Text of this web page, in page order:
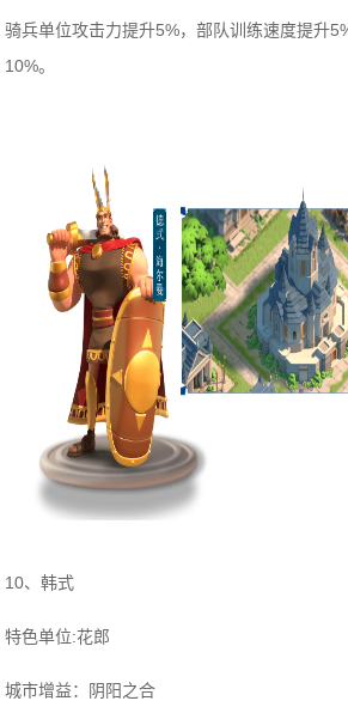
骑兵单位攻击力提升5%，部队训练速度提升
10%。
10、韩式
特色单位:花郎
城市增益：阴阳之合